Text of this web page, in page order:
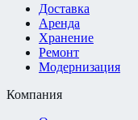
Доставка
Аренда
Хранение
Ремонт
Модернизация
Компания